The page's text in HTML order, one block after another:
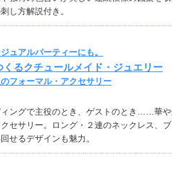
し方解説付き。
ュアルパーティーにも。
くるクチュールメイド・ジュエリー
フォーマル・アクセサリー
ングで主役のとき、ゲストのとき……華や
セサリー。ロング・２連のネックレス、
せるデザインも魅力。